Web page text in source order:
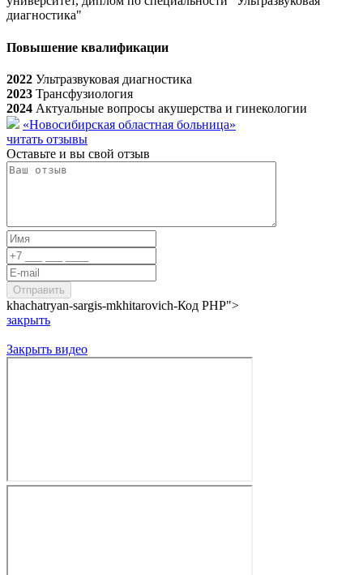
диагностика"
Повышение квалификации
2022 Ультразвуковая диагностика
2023 Трансфузиология
2024 Актуальные вопросы акушерства и гинекологии
«Новосибирская областная больница»
читать отзывы
Оставьте и вы свой отзыв
khachatryan-sargis-mkhitarovich-Код PHP">
закрыть
Закрыть видео